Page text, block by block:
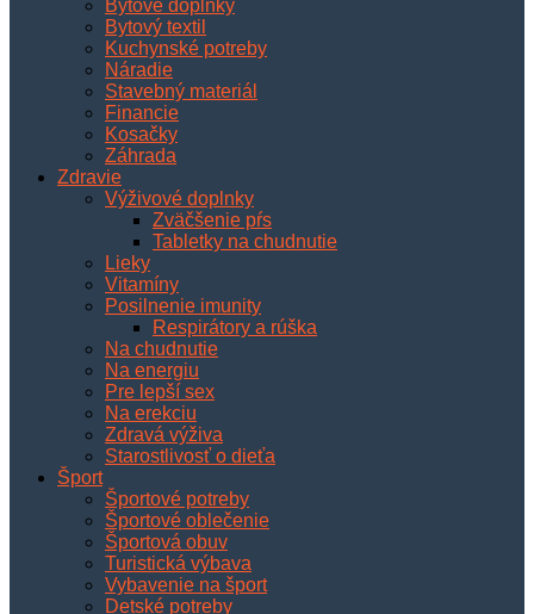
Bytové doplnky
Bytový textil
Kuchynské potreby
Náradie
Stavebný materiál
Financie
Kosačky
Záhrada
Zdravie
Výživové doplnky
Zväčšenie pŕs
Tabletky na chudnutie
Lieky
Vitamíny
Posilnenie imunity
Respirátory a rúška
Na chudnutie
Na energiu
Pre lepší sex
Na erekciu
Zdravá výživa
Starostlivosť o dieťa
Šport
Športové potreby
Športové oblečenie
Športová obuv
Turistická výbava
Vybavenie na šport
Detské potreby